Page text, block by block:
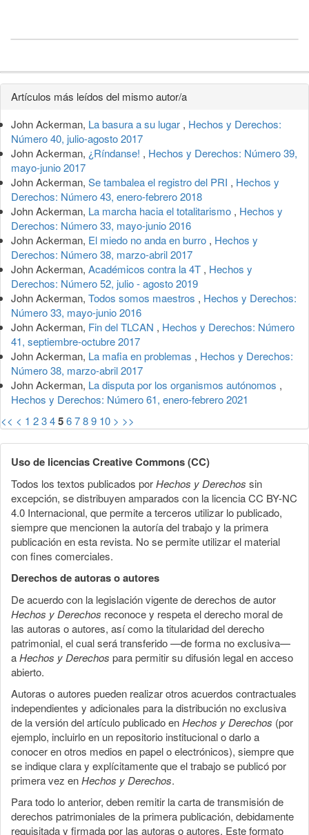
Detalles
del
artículo
Artículos más leídos del mismo autor/a
John Ackerman, La basura a su lugar , Hechos y Derechos:
Número 40, julio-agosto 2017
John Ackerman, ¿Ríndanse! , Hechos y Derechos: Número 39,
mayo-junio 2017
John Ackerman, Se tambalea el registro del PRI , Hechos y
Derechos: Número 43, enero-febrero 2018
John Ackerman, La marcha hacia el totalitarismo , Hechos y
Derechos: Número 33, mayo-junio 2016
John Ackerman, El miedo no anda en burro , Hechos y
Derechos: Número 38, marzo-abril 2017
John Ackerman, Académicos contra la 4T , Hechos y
Derechos: Número 52, julio - agosto 2019
John Ackerman, Todos somos maestros , Hechos y Derechos:
Número 33, mayo-junio 2016
John Ackerman, Fin del TLCAN , Hechos y Derechos: Número
41, septiembre-octubre 2017
John Ackerman, La mafia en problemas , Hechos y Derechos:
Número 38, marzo-abril 2017
John Ackerman, La disputa por los organismos autónomos ,
Hechos y Derechos: Número 61, enero-febrero 2021
<< < 1 23456789 10 > >>
Uso de licencias Creative Commons (CC)
Todos los textos publicados porHechos y Derechos sin
excepción, se distribuyen amparados con la licencia CC BY-NC
4.0 Internacional, que permite a terceros utilizar lo publicado,
siempre que mencionen la autoría del trabajo y la primera
publicación en esta revista. No se permite utilizar el material
con fines comerciales.
Derechos de autoras o autores
De acuerdo con la legislación vigente de derechos de autor
Hechos y Derechos reconoce y respeta el derecho moral de
las autoras o autores, así como la titularidad del derecho
patrimonial, el cual será transferido —de forma no exclusiva—
aHechos y Derechos para permitir su difusión legal en acceso
abierto.
Autoras o autores pueden realizar otros acuerdos contractuales
independientes y adicionales para la distribución no exclusiva
de la versión del artículo publicado enHechos y Derechos (por
ejemplo, incluirlo en un repositorio institucional o darlo a
conocer en otros medios en papel o electrónicos), siempre que
se indique clara y explícitamente que el trabajo se publicó por
primera vez enHechos y Derechos.
Para todo lo anterior, deben remitir la carta de transmisión de
derechos patrimoniales de la primera publicación, debidamente
requisitada y firmada por las autoras o autores. Este formato